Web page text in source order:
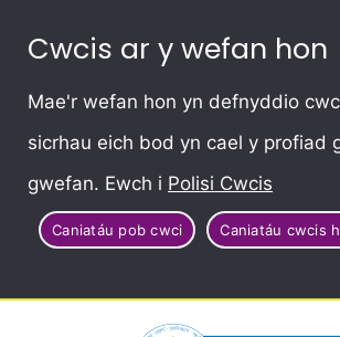
Cwcis ar y wefan hon
Mae'r wefan hon yn defnyddio
sicrhau eich bod yn cael y profiad
gwefan. Ewch i Polisi Cwcis
Caniatáu pob cwci Caniatáu cwcis